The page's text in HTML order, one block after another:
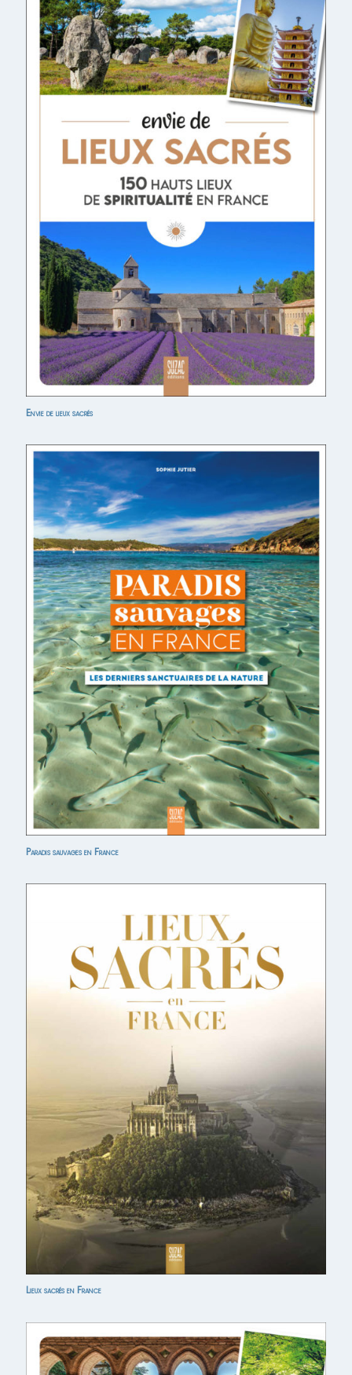
Envie de lieux sacrés
Paradis sauvages en France
Lieux sacrés en France